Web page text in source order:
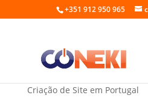
+351 912 950 965
Web Design em
Criação de Site em Portugal